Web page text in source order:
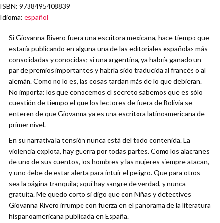
ISBN: 9788495408839
Idioma: español
Si Giovanna Rivero fuera una escritora mexicana, hace tiempo que
estaría publicando en alguna una de las editoriales españolas más
consolidadas y conocidas; si una argentina, ya habría ganado un
par de premios importantes y habría sido traducida al francés o al
alemán. Como no lo es, las cosas tardan más de lo que debieran.
No importa: los que conocemos el secreto sabemos que es sólo
cuestión de tiempo el que los lectores de fuera de Bolivia se
enteren de que Giovanna ya es una escritora latinoamericana de
primer nivel.
En su narrativa la tensión nunca está del todo contenida. La
violencia explota, hay guerra por todas partes. Como los alacranes
de uno de sus cuentos, los hombres y las mujeres siempre atacan,
y uno debe de estar alerta para intuir el peligro. Que para otros
sea la página tranquila; aquí hay sangre de verdad, y nunca
gratuita. Me quedo corto si digo que con Niñas y detectives
Giovanna Rivero irrumpe con fuerza en el panorama de la literatura
hispanoamericana publicada en España.